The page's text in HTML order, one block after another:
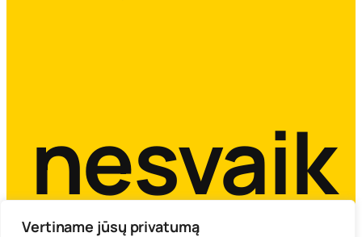
Vertiname jūsų privatumą
nesvaik